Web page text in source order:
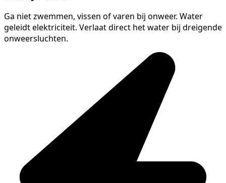
Ga niet zwemmen, vissen of varen bij onweer. Water
geleidt elektriciteit. Verlaat direct het water bij dreigende
onweersluchten.